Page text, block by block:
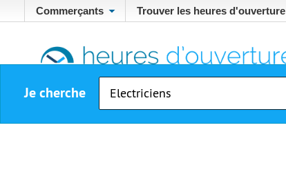
Commerçants Trouver les heures d'ouverture
Je cherche